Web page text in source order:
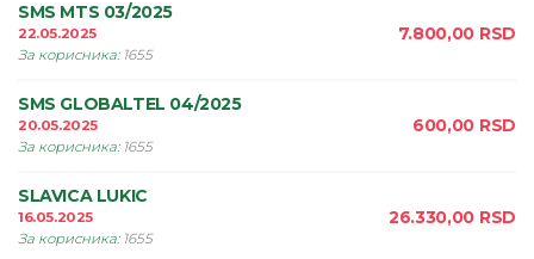
SMS MTS 03/2025
22.05.2025
За корисника: 1655
7.800,00 RSD
SMS GLOBALTEL 04/2025
20.05.2025
За корисника: 1655
600,00 RSD
SLAVICA LUKIC
16.05.2025
За корисника: 1655
26.330,00 RSD